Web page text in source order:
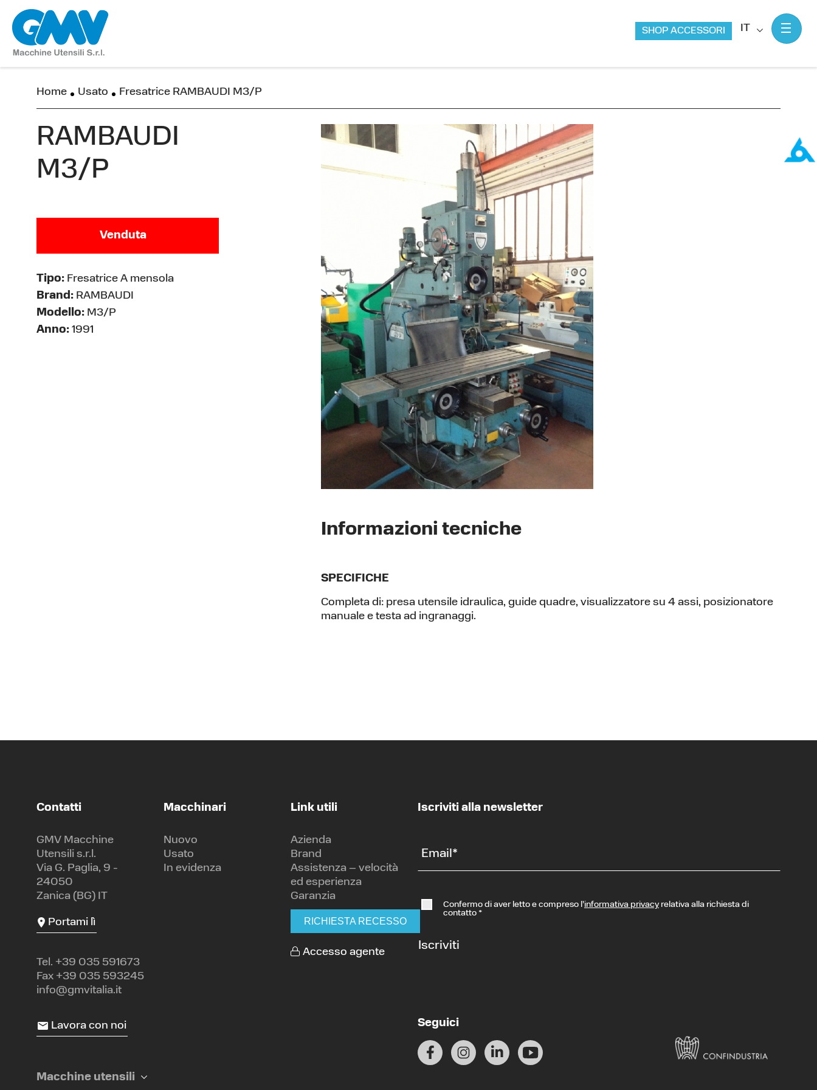
IT
SHOP ACCESSORI
Home Usato Fresatrice RAMBAUDI M3/P
RAMBAUDI
M3/P
Venduta
Tipo: Fresatrice A mensola
Brand: RAMBAUDI
Modello: M3/P
Anno: 1991
Informazioni tecniche
SPECIFICHE
Completa di: presa utensile idraulica, guide quadre, visualizzatore su 4 assi, posizionatore
manuale e testa ad ingranaggi.
Contatti
GMV Macchine
Utensili s.r.l.
Via G. Paglia, 9 -
24050
Zanica (BG) IT
Portami lì
Tel. +39 035 591673
Fax +39 035 593245
info@gmvitalia.it
Lavora con noi
Macchinari
Nuovo
Usato
In evidenza
Link utili
Azienda
Brand
Assistenza – velocità
ed esperienza
Garanzia
RICHIESTA RECESSO
Accesso agente
Iscriviti alla newsletter
Email*
Confermo di aver letto e compreso l’informativa privacyrelativa alla richiesta di
contatto *
Iscriviti
Seguici
Macchine utensili